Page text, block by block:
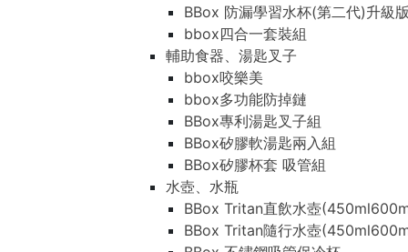
BBox 防漏學習水杯(第二代)升級版
bbox四合一套裝組
輔助食器、湯匙叉子
bbox咬樂美
bbox多功能防掉鏈
BBox專利湯匙叉子組
BBox矽膠軟湯匙兩入組
BBox矽膠杯套 吸管組
水壺、水瓶
BBox Tritan直飲水壺
BBox Tritan隨行水壺